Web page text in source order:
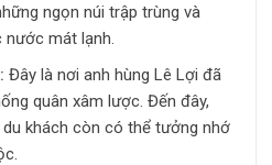
ngọn núi trập trùng và
nước mát lạnh.
Đây là nơi anh hùng Lê Lợi đã
quân xâm lược. Đến đây,
khách còn có thể tưởng nhớ